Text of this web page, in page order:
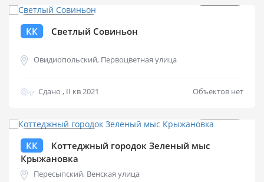
КК Светлый Совиньон
Овидиопольский, Первоцветная улица
Сдано , II кв 2021 Объектов нет
КК
Коттеджный городок Зеленый мыс
Крыжановка
Пересыпский, Венская улица